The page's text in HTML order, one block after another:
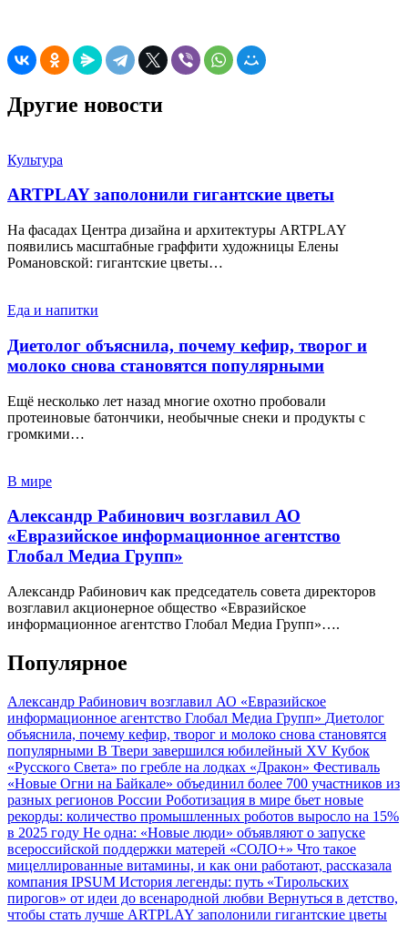
Другие новости
Культура
ARTPLAY заполонили гигантские цветы
На фасадах Центра дизайна и архитектуры ARTPLAY
появились масштабные граффити художницы Елены
Романовской: гигантские цветы…
Еда и напитки
Диетолог объяснила, почему кефир, творог и
молоко снова становятся популярными
Ещё несколько лет назад многие охотно пробовали
протеиновые батончики, необычные снеки и продукты с
громкими…
В мире
Александр Рабинович возглавил АО
«Евразийское информационное агентство
Глобал Медиа Групп»
Александр Рабинович как председатель совета директоров
возглавил акционерное общество «Евразийское
информационное агентство Глобал Медиа Групп»….
Популярное
Александр Рабинович возглавил АО «Евразийское
информационное агентство Глобал Медиа Групп» Диетолог
объяснила, почему кефир, творог и молоко снова становятся
популярными В Твери завершился юбилейный XV Кубок
«Русского Света» по гребле на лодках «Дракон» Фестиваль
«Новые Огни на Байкале» объединил более 700 участников из
разных регионов России Роботизация в мире бьет новые
рекорды: количество промышленных роботов выросло на 15%
в 2025 году Не одна: «Новые люди» объявляют о запуске
всероссийской поддержки матерей «СОЛО+» Что такое
мицеллированные витамины, и как они работают, рассказала
компания IPSUM История легенды: путь «Тирольских
пирогов» от идеи до всенародной любви Вернуться в детство,
чтобы стать лучше ARTPLAY заполонили гигантские цветы